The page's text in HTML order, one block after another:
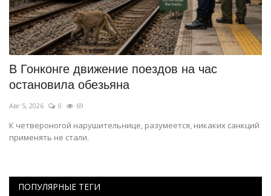
В Гонконге движение поездов на час
остановила обезьяна
Авг 5, 2026 0 69
К четвероногой нарушительнице, разумеется, никаких санкций
применять не стали.
ПОПУЛЯРНЫЕ ТЕГИ